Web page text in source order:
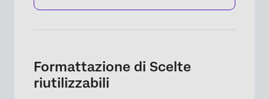
Formattazione di Scelte
riutilizzabili